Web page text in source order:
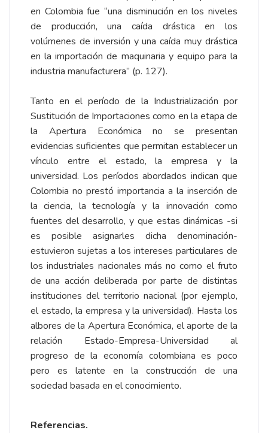
en Colombia fue “una disminución en los niveles
de producción, una caída drástica en los
volúmenes de inversión y una caída muy drástica
en la importación de maquinaria y equipo para la
industria manufacturera” (p. 127).
Tanto en el período de la Industrialización por
Sustitución de Importaciones como en la etapa de
la Apertura Económica no se presentan
evidencias suficientes que permitan establecer un
vínculo entre el estado, la empresa y la
universidad. Los períodos abordados indican que
Colombia no prestó importancia a la inserción de
la ciencia, la tecnología y la innovación como
fuentes del desarrollo, y que estas dinámicas -si
es posible asignarles dicha denominación-
estuvieron sujetas a los intereses particulares de
los industriales nacionales más no como el fruto
de una acción deliberada por parte de distintas
instituciones del territorio nacional (por ejemplo,
el estado, la empresa y la universidad). Hasta los
albores de la Apertura Económica, el aporte de la
relación Estado-Empresa-Universidad al
progreso de la economía colombiana es poco
pero es latente en la construcción de una
sociedad basada en el conocimiento.
Referencias.